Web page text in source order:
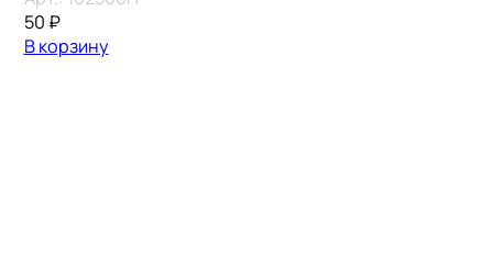
50 ₽
В корзину